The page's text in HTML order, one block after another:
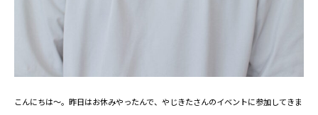
こんにちは～。昨日はお休みやったんで、やじきたさんのイベントに参加してきま